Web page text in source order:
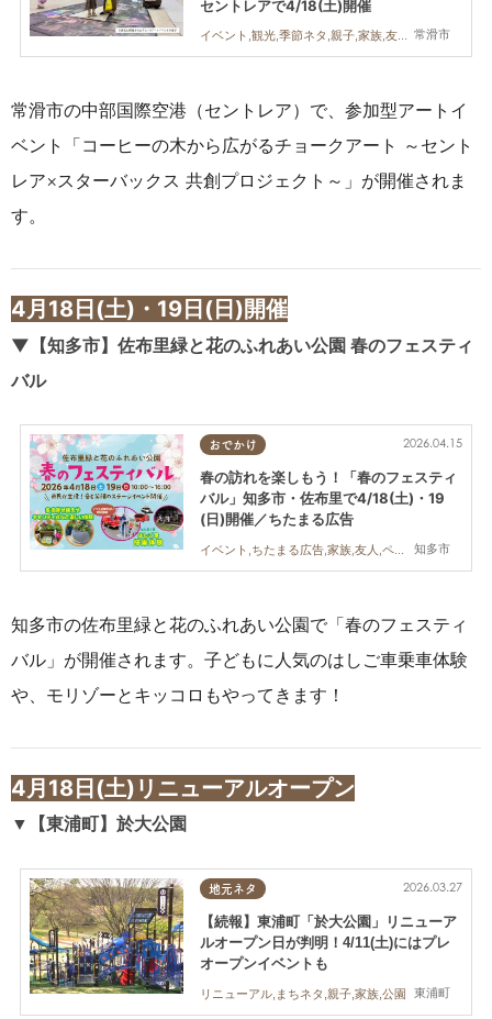
常滑市
セントレアで4/18(土)開催
イベント,観光,季節ネタ,親子,家族,友人
常滑市の中部国際空港（セントレア）で、 参加型アートイ
ベント「コーヒーの木から広がるチョークアート ～セント
レア×スターバックス 共創プロジェクト～」が開催されま
す。
4月18日(土)・19日(日)開催
▼【知多市】佐布里緑と花のふれあい公園 春のフェスティ
バル
おでかけ
知多市
2026.04.15
春の訪れを楽しもう！「春のフェスティ
バル」知多市・佐布里で4/18(土)・19
(日)開催／ちたまる広告
イベント,ちたまる広告,家族,友人,ペット
知多市の佐布里緑と花のふれあい公園で「春のフェスティ
バル」が開催されます。子どもに人気のはしご車乗車体験
や、モリゾーとキッコロもやってきます！
4月18日(土)リニューアルオープン
▼【東浦町】於大公園
地元ネタ
東浦町
2026.03.27
【続報】東浦町「於大公園」リニューア
ルオープン日が判明！4/11(土)にはプレ
オープンイベントも
リニューアル,まちネタ,親子,家族,公園